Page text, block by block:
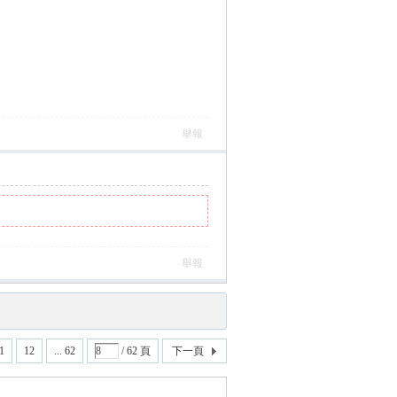
舉報
舉報
12 ... 62 / 62 頁 下一頁